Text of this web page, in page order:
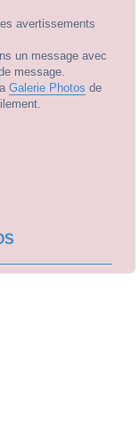
avertissements
un message avec
message.
Galerie Photos de